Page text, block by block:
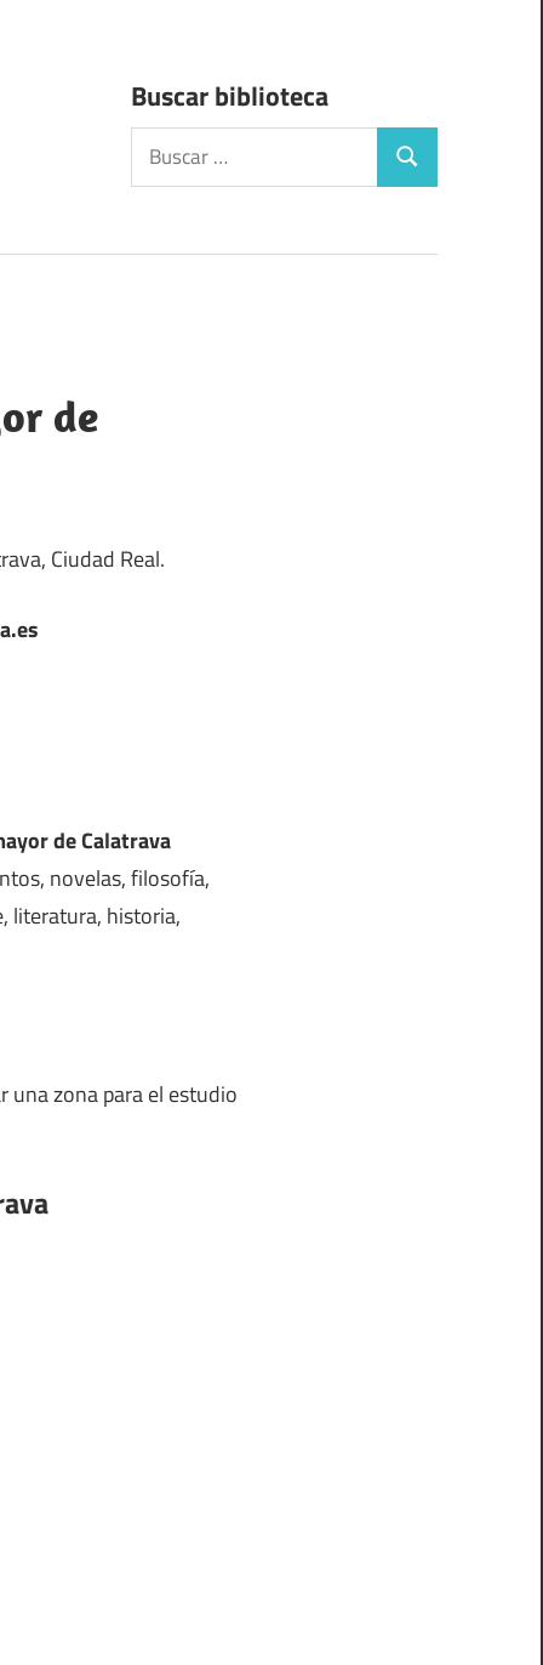
Buscar biblioteca
Buscar:
Buscar
de
Ciudad Real.
de Calatrava
novelas, filosofía,
literatura, historia,
una zona para el estudio